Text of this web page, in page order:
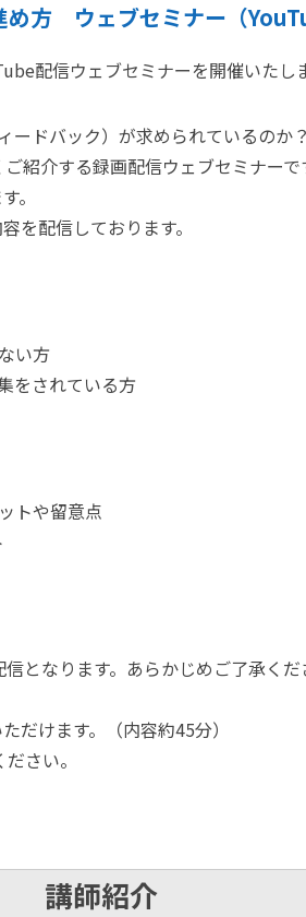
方 ウェブセミナー（
配信ウェブセミナーを開催いたし
ードバック）が求められているのか
紹介する録画配信ウェブセミナー
。
を配信しております。
い方
をされている方
トや留意点
となります。あらかじめご了承く
だけます。（内容約45分）
さい。
講師紹介